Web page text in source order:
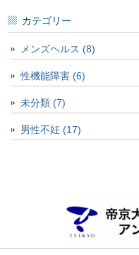
イ
ブ
カテゴリー
メンズヘルス (8)
性機能障害 (6)
未分類 (7)
男性不妊 (17)